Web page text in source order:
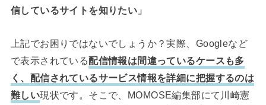
信しているサイトを知りたい」
上記でお困りではないでしょうか？実際、Googleなど
で表示されている配信情報は間違っているケースも多
く、配信されているサービス情報を詳細に把握するのは
難しい現状です。そこで、MOMOSE編集部にて川崎憲